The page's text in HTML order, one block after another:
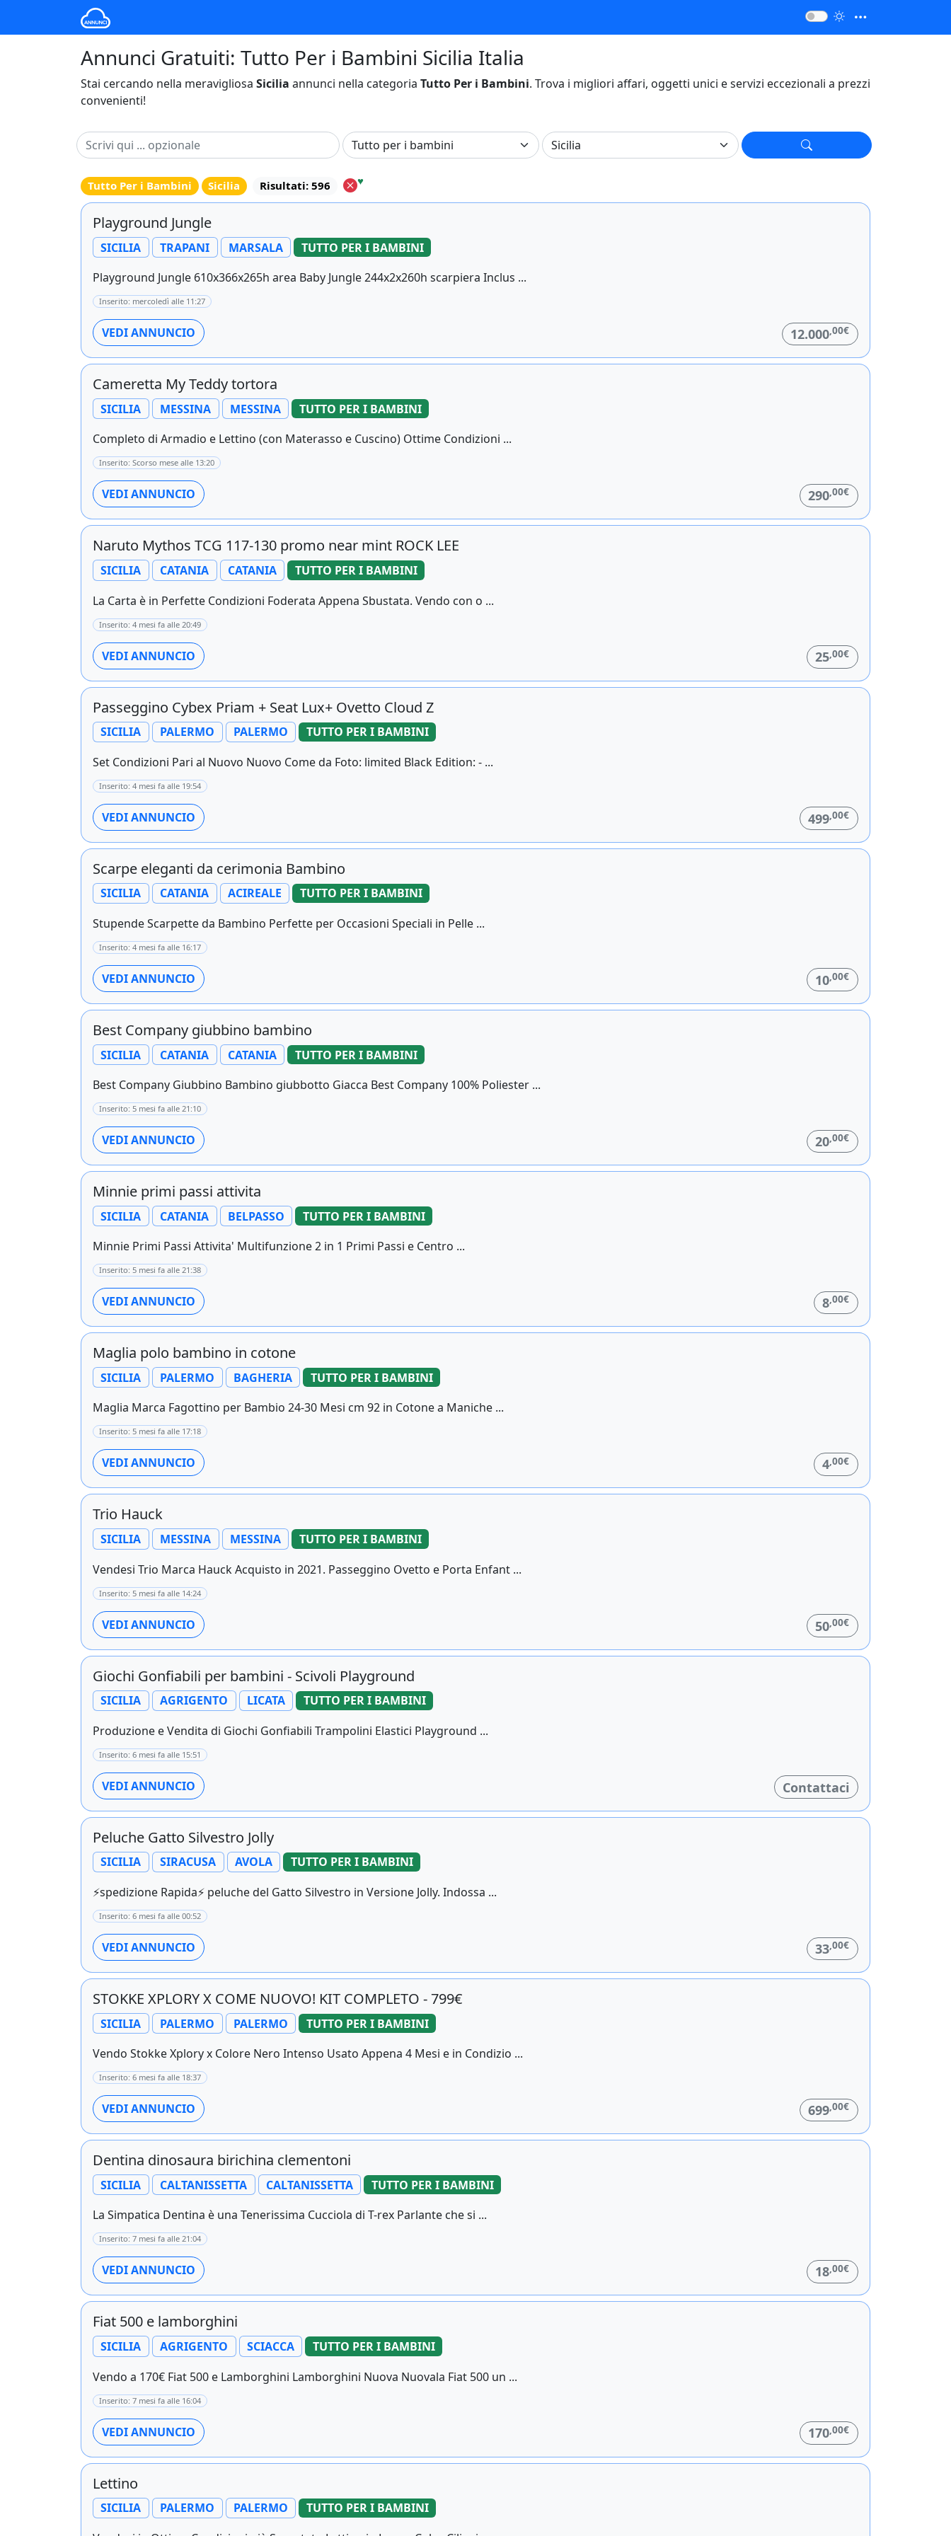
Annunci Gratuiti: Tutto Per i Bambini Sicilia Italia
Stai cercando nella meravigliosa Sicilia annunci nella categoria Tutto Per i Bambini. Trova i migliori affari, oggetti unici e servizi eccezionali a prezzi
convenienti!
Tutto Per i Bambini Sicilia Risultati: 596 ♥
Playground Jungle
SICILIA TRAPANI MARSALA
TUTTO PER I BAMBINI
Playground Jungle 610x366x265h area Baby Jungle 244x2x260h scarpiera Inclus ...
Inserito: mercoledì alle 11:27
VEDI ANNUNCIO 12.000,00€
Cameretta My Teddy tortora
SICILIA MESSINA MESSINA
TUTTO PER I BAMBINI
Completo di Armadio e Lettino (con Materasso e Cuscino) Ottime Condizioni ...
Inserito: Scorso mese alle 13:20
VEDI ANNUNCIO 290,00€
Naruto Mythos TCG 117-130 promo near mint ROCK LEE
SICILIA CATANIA CATANIA
TUTTO PER I BAMBINI
La Carta è in Perfette Condizioni Foderata Appena Sbustata. Vendo con o ...
Inserito: 4 mesi fa alle 20:49
VEDI ANNUNCIO 25,00€
Passeggino Cybex Priam + Seat Lux+ Ovetto Cloud Z
SICILIA PALERMO PALERMO
TUTTO PER I BAMBINI
Set Condizioni Pari al Nuovo Nuovo Come da Foto: limited Black Edition: - ...
Inserito: 4 mesi fa alle 19:54
VEDI ANNUNCIO 499,00€
Scarpe eleganti da cerimonia Bambino
SICILIA CATANIA ACIREALE
TUTTO PER I BAMBINI
Stupende Scarpette da Bambino Perfette per Occasioni Speciali in Pelle ...
Inserito: 4 mesi fa alle 16:17
VEDI ANNUNCIO 10,00€
Best Company giubbino bambino
SICILIA CATANIA CATANIA
TUTTO PER I BAMBINI
Best Company Giubbino Bambino giubbotto Giacca Best Company 100% Poliester ...
Inserito: 5 mesi fa alle 21:10
VEDI ANNUNCIO 20,00€
Minnie primi passi attivita
SICILIA CATANIA BELPASSO
TUTTO PER I BAMBINI
Minnie Primi Passi Attivita' Multifunzione 2 in 1 Primi Passi e Centro ...
Inserito: 5 mesi fa alle 21:38
VEDI ANNUNCIO 8,00€
Maglia polo bambino in cotone
SICILIA PALERMO BAGHERIA
TUTTO PER I BAMBINI
Maglia Marca Fagottino per Bambio 24-30 Mesi cm 92 in Cotone a Maniche ...
Inserito: 5 mesi fa alle 17:18
VEDI ANNUNCIO 4 ,00€
Trio Hauck
SICILIA MESSINA MESSINA
TUTTO PER I BAMBINI
Vendesi Trio Marca Hauck Acquisto in 2021. Passeggino Ovetto e Porta Enfant ...
Inserito: 5 mesi fa alle 14:24
VEDI ANNUNCIO 50,00€
Giochi Gonfiabili per bambini - Scivoli Playground
SICILIA AGRIGENTO LICATA
TUTTO PER I BAMBINI
Produzione e Vendita di Giochi Gonfiabili Trampolini Elastici Playground ...
Inserito: 6 mesi fa alle 15:51
VEDI ANNUNCIO Contattaci
Peluche Gatto Silvestro Jolly
SICILIA SIRACUSA AVOLA
TUTTO PER I BAMBINI
⚡spedizione Rapida⚡ peluche del Gatto Silvestro in Versione Jolly. Indossa ...
Inserito: 6 mesi fa alle 00:52
VEDI ANNUNCIO 33,00€
STOKKE XPLORY X COME NUOVO! KIT COMPLETO - 799€
SICILIA PALERMO PALERMO
TUTTO PER I BAMBINI
Vendo Stokke Xplory x Colore Nero Intenso Usato Appena 4 Mesi e in Condizio ...
Inserito: 6 mesi fa alle 18:37
VEDI ANNUNCIO 699,00€
Dentina dinosaura birichina clementoni
SICILIA CALTANISSETTA CALTANISSETTA
TUTTO PER I BAMBINI
La Simpatica Dentina è una Tenerissima Cucciola di T-rex Parlante che si ...
Inserito: 7 mesi fa alle 21:04
VEDI ANNUNCIO 18 ,00€
Fiat 500 e lamborghini
SICILIA AGRIGENTO SCIACCA
TUTTO PER I BAMBINI
Vendo a 170€ Fiat 500 e Lamborghini Lamborghini Nuova Nuovala Fiat 500 un ...
Inserito: 7 mesi fa alle 16:04
VEDI ANNUNCIO 170,00€
Lettino
SICILIA PALERMO PALERMO
TUTTO PER I BAMBINI